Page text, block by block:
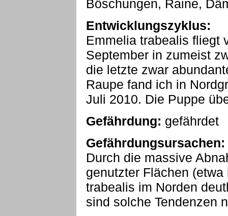
Böschungen, Raine,
Entwicklungszyklus:
Emmelia trabealis fliegt
September in zumeist
die letzte zwar
Raupe fand ich in
Juli 2010. Die Puppe
Gefährdung: gefährdet
Gefährdungsursachen:
Durch die massive
genutzter Flächen
trabealis im Norden
sind solche Tendenzen